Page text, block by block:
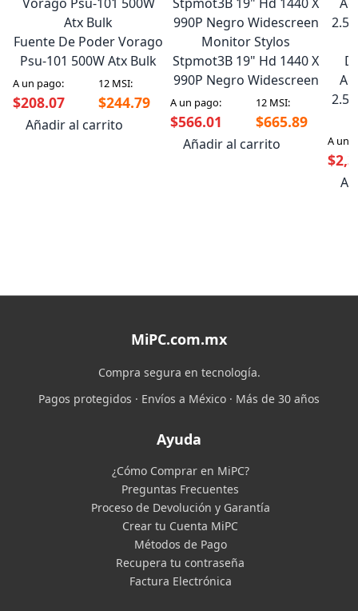
Fuente De Poder Vorago
Psu-101 500W Atx Bulk
A un pago: 12 MSI:
$208.07 $244.79
Añadir al carrito
Monitor Stylos
Stpmot3B 19" Hd 1440 X
990P Negro Widescreen
A un pago: 12 MSI:
$566.01 $665.89
Añadir al carrito
2.5"
A un
MiPC.com.mx
Compra segura en tecnología.
Pagos protegidos · Envíos a México · Más de 30 años
Ayuda
¿Cómo Comprar en MiPC?
Preguntas Frecuentes
Proceso de Devolución y Garantía
Crear tu Cuenta MiPC
Métodos de Pago
Recupera tu contraseña
Factura Electrónica